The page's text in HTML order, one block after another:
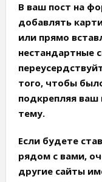
В ваш пост на
добавлять
или прямо
нестандартные
того, чтобы
подкрепляя ваш
тему.
Если будете
рядом с вами,
другие сайты